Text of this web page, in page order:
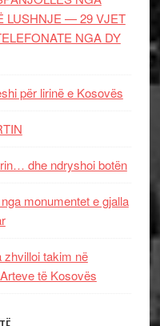
LUSHNJE — 29 VJET
NGA DY
për lirinë e Kosovës
dhe ndryshoi botën
monumentet e gjalla
zhvilloi takim në
të Kosovës